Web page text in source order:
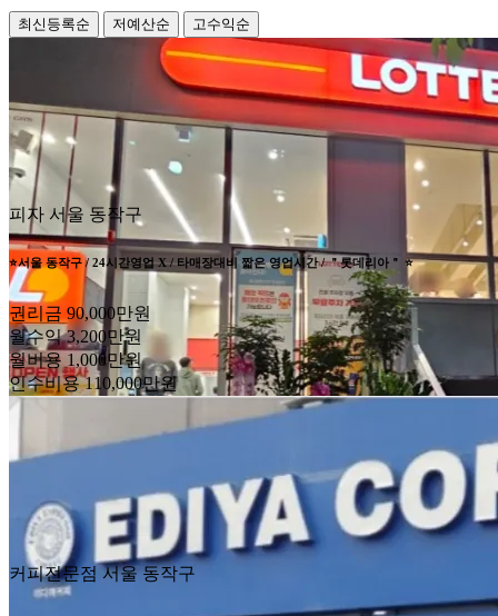
최신등록순 저예산순 고수익순
피자 서울 동작구
⭐️서울 동작구 / 24시간영업 X / 타매장대비 짧은 영업시간 / ＂롯데리아＂ ⭐️
권리금 90,000만원
월수익 3,200만원
월비용 1,000만원
인수비용 110,000만원
커피전문점 서울 동작구